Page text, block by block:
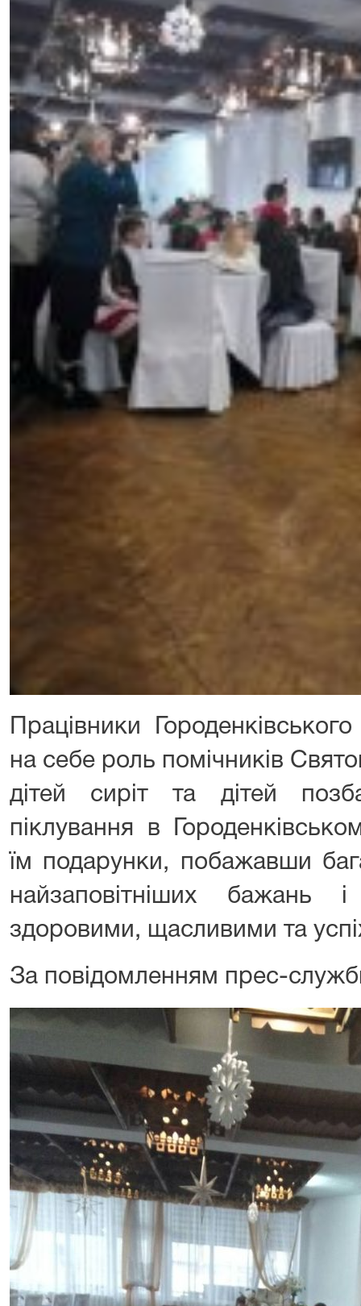
Працівники
на себе роль помічників
дітей сиріт та дітей
піклування в
їм подарунки, побажавши
найзаповітніших
здоровими, щасливими та
За повідомленням прес-